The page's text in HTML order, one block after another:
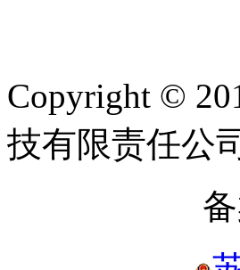
Copyright ©
技有限责任公